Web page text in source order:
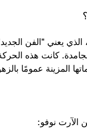
يعني "الفن
الجامدة. كانت هذه
المزينة عمومًا
الآرت نوفو: